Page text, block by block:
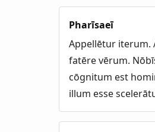
Pharīsaeī
Appellētur iterum.
fatēre vērum.
cōgnitum est
illum esse